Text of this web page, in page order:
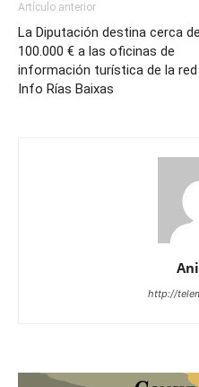
Artículo anterior
La Diputación destina cerca de
100.000 € a las oficinas de
información turística de la red
Info Rías Baixas
http://